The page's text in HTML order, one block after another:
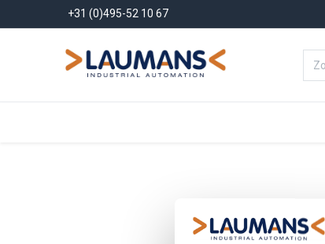
+31 (0)495-52 10 67